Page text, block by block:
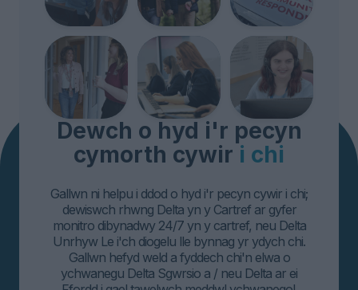
Dewch o hyd i'r pecyn
cymorth cywir i chi
Gallwn ni helpu i ddod o hyd i'r pecyn cywir i chi;
dewiswch rhwng Delta yn y Cartref ar gyfer
monitro dibynadwy 24/7 yn y cartref, neu Delta
Unrhyw Le i'ch diogelu lle bynnag yr ydych chi.
Gallwn hefyd weld a fyddech chi'n elwa o
ychwanegu Delta Sgwrsio a / neu Delta ar ei